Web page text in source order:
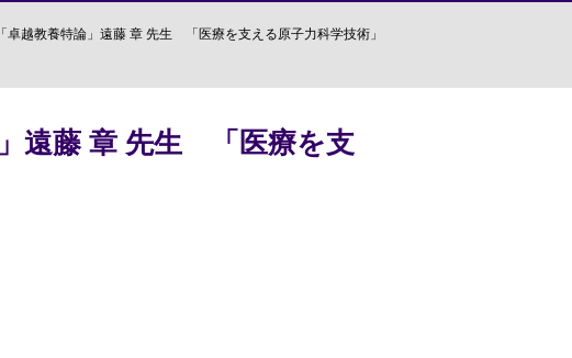
卓越教養特論」遠藤 章 先生 「医療を支える原子力科学技術」
遠藤 章 先生 「医療を支